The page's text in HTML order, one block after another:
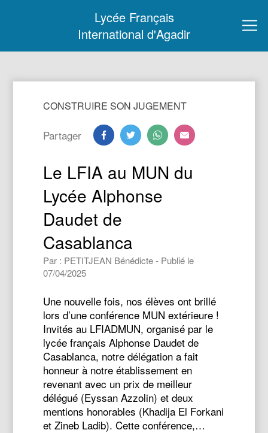
Lycée Français
International d'Agadir
CONSTRUIRE SON JUGEMENT
Partager
Le LFIA au MUN du
Lycée Alphonse
Daudet de
Casablanca
Par : PETITJEAN Bénédicte - Publié le
07/04/2025
Une nouvelle fois, nos élèves ont brillé
lors d’une conférence MUN extérieure !
Invités au LFIADMUN, organisé par le
lycée français Alphonse Daudet de
Casablanca, notre délégation a fait
honneur à notre établissement en
revenant avec un prix de meilleur
délégué (Eyssan Azzolin) et deux
mentions honorables (Khadija El Forkani
et Zineb Ladib). Cette conférence,…